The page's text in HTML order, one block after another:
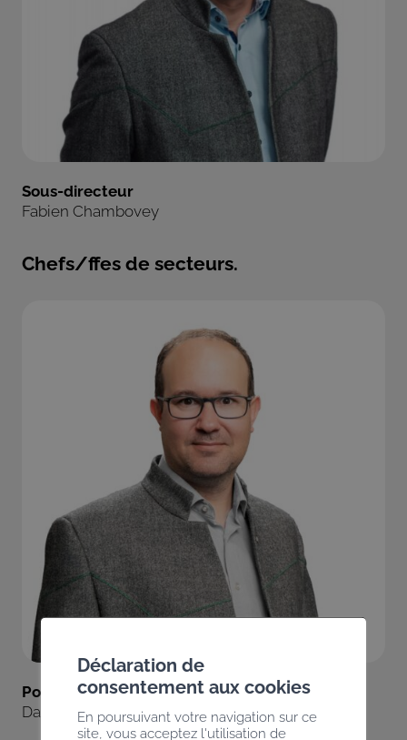
Sous-directeur
Fabien Chambovey
Chefs/ffes de secteurs.
Politique générale
David Genolet
Déclaration de
consentement aux cookies
En poursuivant votre navigation sur ce
site, vous acceptez l'utilisation de